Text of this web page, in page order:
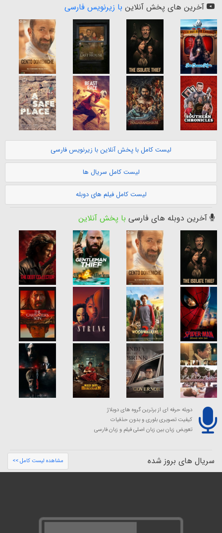
آخرین های پخش آنلاین با زیرنویس فارسی
لیست کامل با پخش آنلاین با زیرنویس فارسی
لیست کامل سریال ها
لیست کامل فیلم های دوبله
آخرین دوبله های فارسی با پخش آنلاین
دوبله حرفه ای از برترین گروه های دوبلاژ
کیفیت تصویری بلوری و بدون حذفیات
تعویض زبان بین زبان اصلی فیلم و زبان فارسی
سریال های بروز شده مشاهده لیست کامل >>